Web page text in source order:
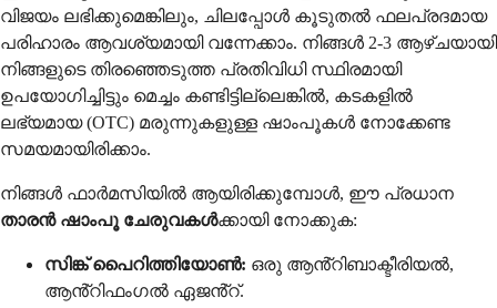
വിജയം ലഭിക്കുമെങ്കിലും, ചിലപ്പോൾ കൂടുതൽ ഫലപ്രദമായ
പരിഹാരം ആവശ്യമായി വന്നേക്കാം. നിങ്ങൾ 2-3 ആഴ്ചയായി
നിങ്ങളുടെ തിരഞ്ഞെടുത്ത പ്രതിവിധി സ്ഥിരമായി
ഉപയോഗിച്ചിട്ടും മെച്ചം കണ്ടിട്ടില്ലെങ്കിൽ, കടകളിൽ
ലഭ്യമായ (OTC) മരുന്നുകളുള്ള ഷാംപൂകൾ നോക്കേണ്ട
സമയമായിരിക്കാം.
നിങ്ങൾ ഫാർമസിയിൽ ആയിരിക്കുമ്പോൾ, ഈ പ്രധാന
താരൻ ഷാംപൂ ചേരുവകൾക്കായി നോക്കുക:
സിങ്ക് പൈറിത്തിയോൺ: ഒരു ആൻ്റിബാക്ടീരിയൽ,
ആൻ്റിഫംഗൽ ഏജൻ്റ്.